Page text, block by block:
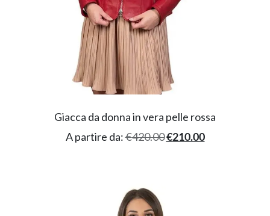
Giacca da donna in vera pelle rossa
A partire da:€420.00€210.00